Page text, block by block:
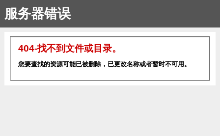
服务器错误
404-找不到文件或目录。
您要查找的资源可能已被删除，已更改名称或者暂时不可用。